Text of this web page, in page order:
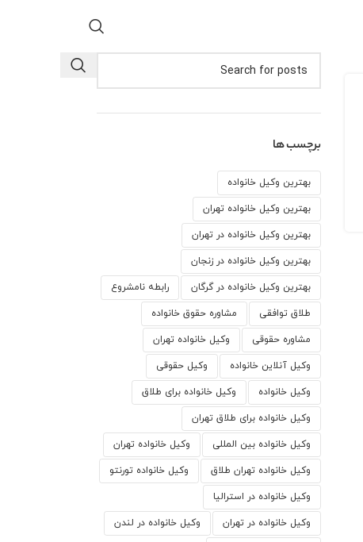
برچسب ها
بهترین وکیل خانواده
بهترین وکیل خانواده تهران
بهترین وکیل خانواده در تهران
بهترین وکیل خانواده در زنجان
بهترین وکیل خانواده در گرگان رابطه نامشروع
طلاق توافقی مشاوره حقوق خانواده
مشاوره حقوقی وكيل خانواده تهران
وکیل آنلاین خانواده وکیل حقوقی
وکیل خانواده وکیل خانواده برای طلاق
وکیل خانواده برای طلاق تهران
وکیل خانواده بین المللی وکیل خانواده تهران
وکیل خانواده تهران طلاق وکیل خانواده تورنتو
وکیل خانواده در استرالیا
وکیل خانواده در تهران وکیل خانواده در لندن